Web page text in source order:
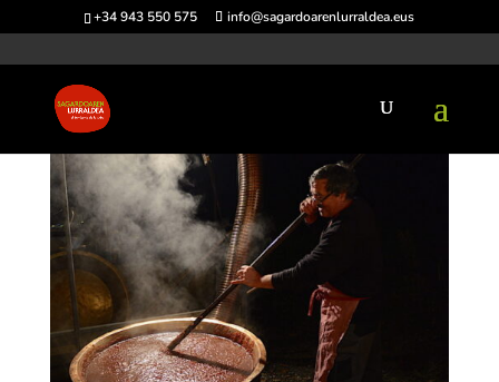
+34 943 550 575 info@sagardoarenlurraldea.eus